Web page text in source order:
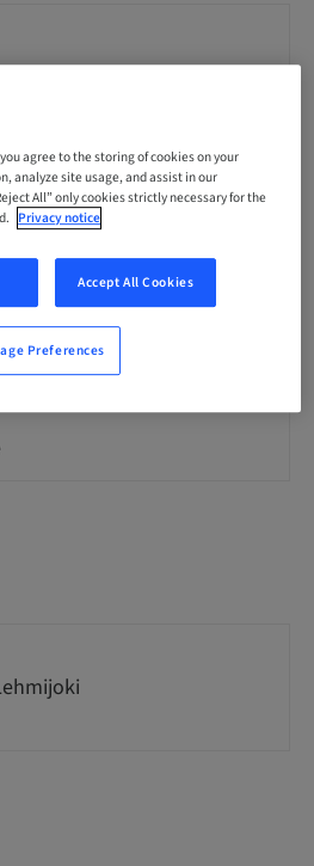
agree to the storing of cookies on your
analyze site usage, and assist in our
All” only cookies strictly necessary for the
Privacy notice
Accept All Cookies
Preferences